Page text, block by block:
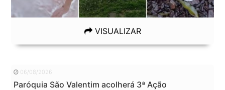
VISUALIZAR
06/08/2026
Paróquia São Valentim acolherá 3ª Ação